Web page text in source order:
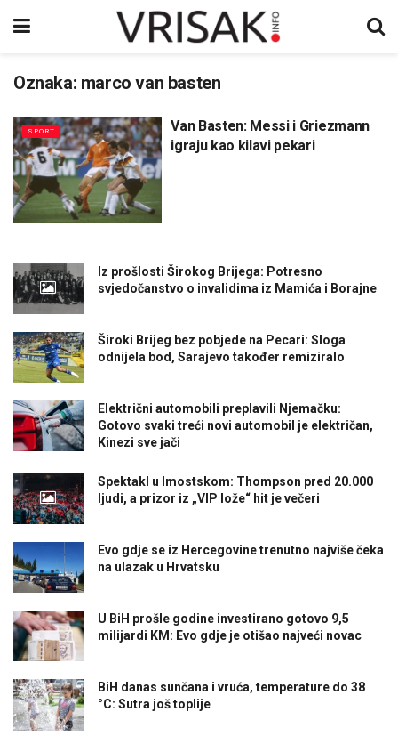
Oznaka: marco van basten
SPORT
Van Basten: Messi i Griezmann
igraju kao kilavi pekari
Iz prošlosti Širokog Brijega: Potresno
svjedočanstvo o invalidima iz Mamića i Borajne
Široki Brijeg bez pobjede na Pecari: Sloga
odnijela bod, Sarajevo također remiziralo
Električni automobili preplavili Njemačku:
Gotovo svaki treći novi automobil je električan,
Kinezi sve jači
Spektakl u Imostskom: Thompson pred 20.000
ljudi, a prizor iz „VIP lože“ hit je večeri
Evo gdje se iz Hercegovine trenutno najviše čeka
na ulazak u Hrvatsku
U BiH prošle godine investirano gotovo 9,5
milijardi KM: Evo gdje je otišao najveći novac
BiH danas sunčana i vruća, temperature do 38
°C: Sutra još toplije